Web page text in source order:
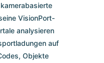
VisionPort-
analysieren
auf
Objekte